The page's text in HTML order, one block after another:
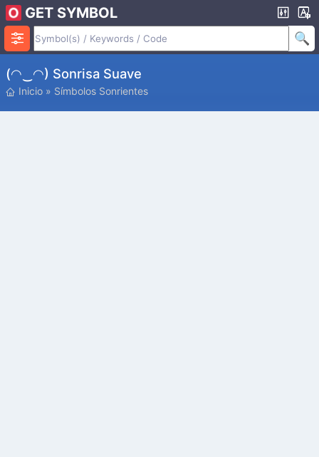
GET SYMBOL
(◠‿◠) Sonrisa Suave
Inicio » Símbolos Sonrientes